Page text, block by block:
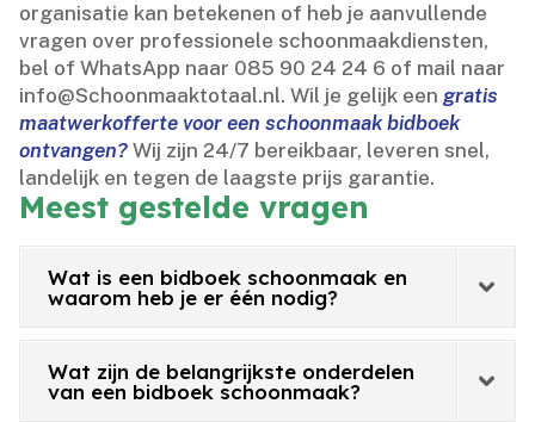
organisatie kan betekenen of heb je aanvullende
vragen over professionele schoonmaakdiensten,
bel of WhatsApp naar 085 90 24 24 6 of mail naar
info@Schoonmaaktotaal.​nl.​ Wil je gelijk eengratis
maatwerkofferte voor een schoonmaak bidboek
ontvangen? Wij zijn 24/7 bereikbaar, leveren snel,
landelijk en tegen de laagste prijs garantie.​
Meest gestelde vragen
Wat is een bidboek schoonmaak en
waarom heb je er één nodig?
Wat zijn de belangrijkste onderdelen
van een bidboek schoonmaak?